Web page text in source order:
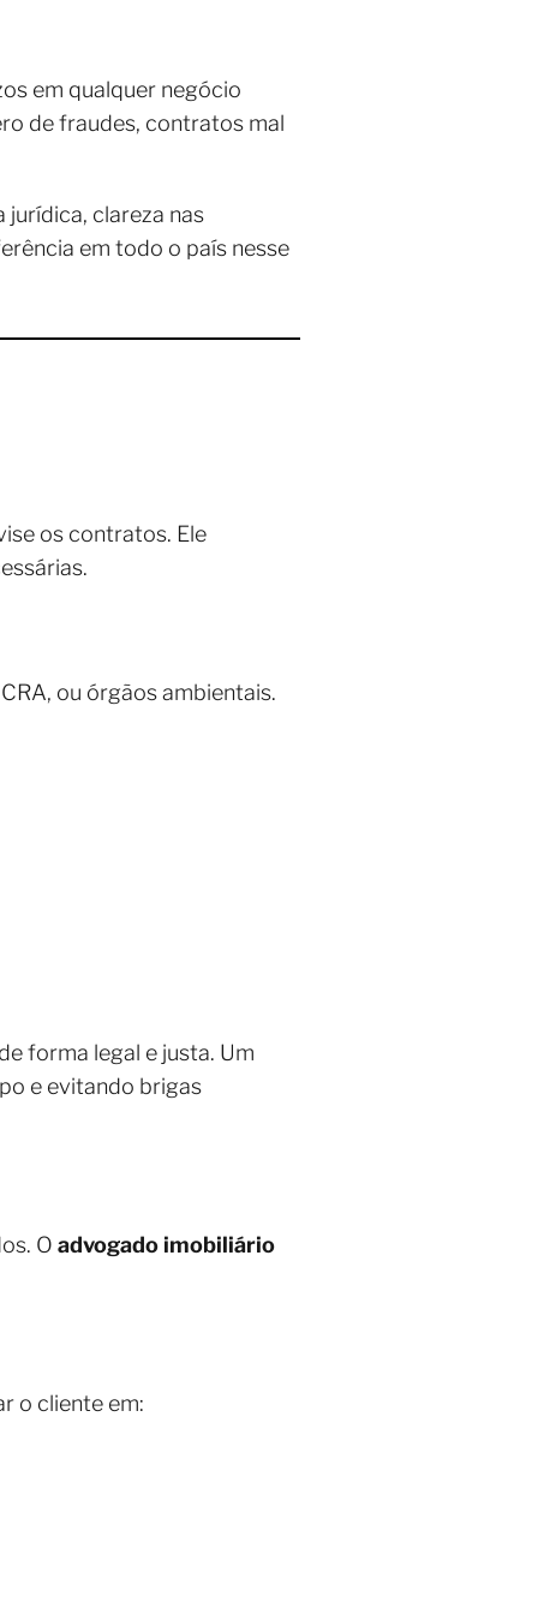
em qualquer negócio
de fraudes, contratos mal
jurídica, clareza nas
em todo o país nesse
os contratos. Ele
ou órgãos ambientais.
forma legal e justa. Um
e evitando brigas
O advogado imobiliário
o cliente em: